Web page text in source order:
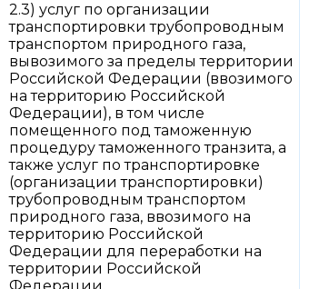
2.3) услуг по организации
транспортировки трубопроводным
транспортом природного газа,
вывозимого за пределы территории
Российской Федерации (ввозимого
на территорию Российской
Федерации), в том числе
помещенного под таможенную
процедуру таможенного транзита, а
также услуг по транспортировке
(организации транспортировки)
трубопроводным транспортом
природного газа, ввозимого на
территорию Российской
Федерации для переработки на
территории Российской